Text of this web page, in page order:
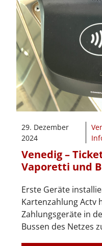
29. Dezember
2024
Venedig –
Vaporetti und
Erste Geräte
Kartenzahlung Actv
Zahlungsgeräte in
Bussen des Netzes